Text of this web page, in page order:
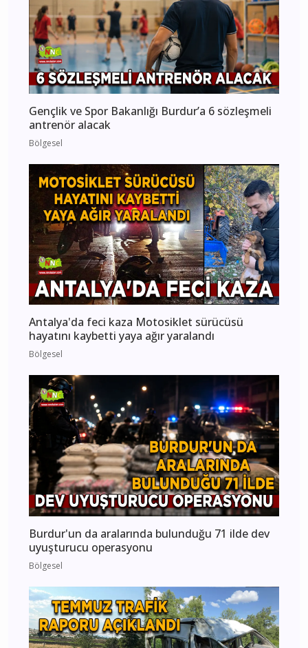
Gençlik ve Spor Bakanlığı Burdur’a 6 sözleşmeli
antrenör alacak
Bölgesel
Antalya'da feci kaza Motosiklet sürücüsü
hayatını kaybetti yaya ağır yaralandı
Bölgesel
Burdur'un da aralarında bulunduğu 71 ilde dev
uyuşturucu operasyonu
Bölgesel